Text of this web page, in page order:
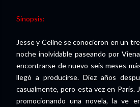
Sinopsis:
Jesse y Celine se conocieron en un
noche inolvidable paseando por
encontrarse de nuevo seis meses
llegó a producirse. Diez años
casualmente, pero esta vez en París.
promocionando una novela, la ve